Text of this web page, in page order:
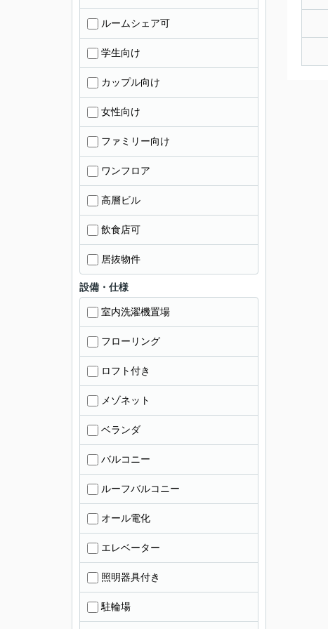
ルームシェア可
学生向け
カップル向け
女性向け
ファミリー向け
ワンフロア
高層ビル
飲食店可
居抜物件
設備・仕様
室内洗濯機置場
フローリング
ロフト付き
メゾネット
ベランダ
バルコニー
ルーフバルコニー
オール電化
エレベーター
照明器具付き
駐輪場